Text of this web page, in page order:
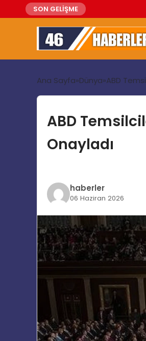
SON GELİŞME
Ana Sayfa Dünya ABD
ABD
Onayladı
haberler
06 Haziran 2026